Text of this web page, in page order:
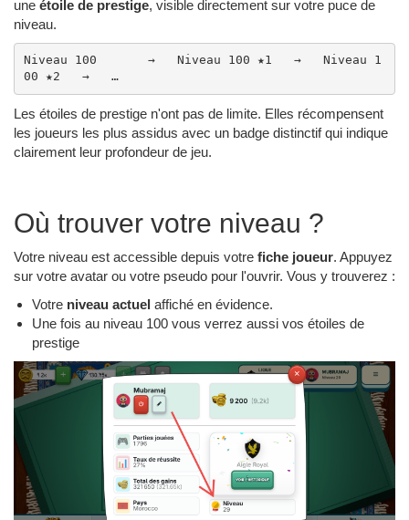
une étoile de prestige, visible directement sur votre puce de
niveau.
Niveau 100       →   Niveau 100 ★1   →   Niveau 1
00 ★2   →   …
Les étoiles de prestige n'ont pas de limite. Elles récompensent
les joueurs les plus assidus avec un badge distinctif qui indique
clairement leur profondeur de jeu.
Où trouver votre niveau ?
Votre niveau est accessible depuis votre fiche joueur. Appuyez
sur votre avatar ou votre pseudo pour l'ouvrir. Vous y trouverez :
Votre niveau actuel affiché en évidence.
Une fois au niveau 100 vous verrez aussi vos étoiles de
prestige